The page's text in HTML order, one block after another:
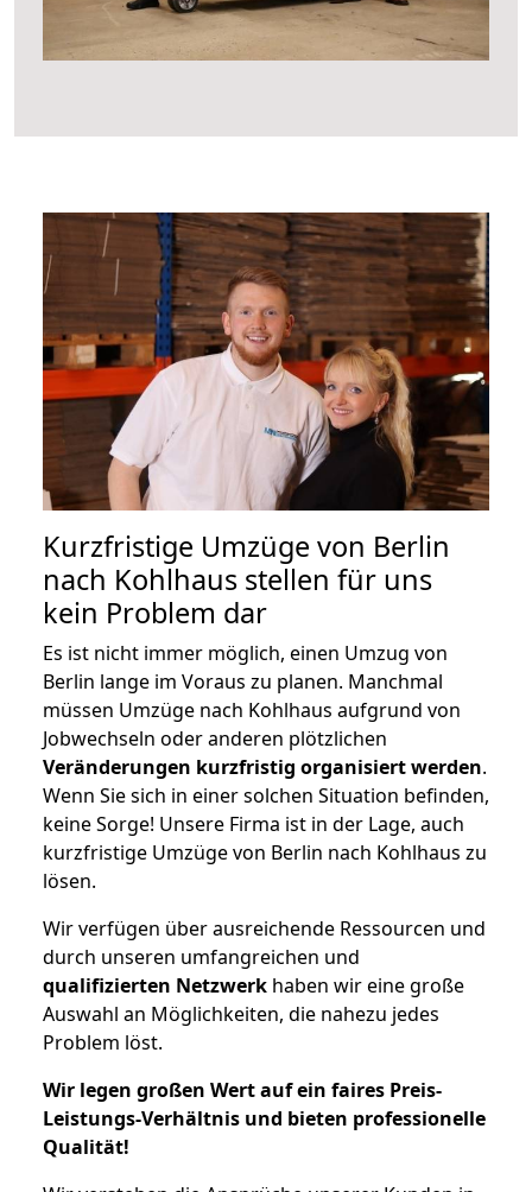
Kurzfristige Umzüge von Berlin
nach Kohlhaus stellen für uns
kein Problem dar
Es ist nicht immer möglich, einen Umzug von
Berlin lange im Voraus zu planen. Manchmal
müssen Umzüge nach Kohlhaus aufgrund von
Jobwechseln oder anderen plötzlichen
Veränderungen kurzfristig organisiert werden.
Wenn Sie sich in einer solchen Situation befinden,
keine Sorge! Unsere Firma ist in der Lage, auch
kurzfristige Umzüge von Berlin nach Kohlhaus zu
lösen.
Wir verfügen über ausreichende Ressourcen und
durch unseren umfangreichen und
qualifizierten Netzwerk haben wir eine große
Auswahl an Möglichkeiten, die nahezu jedes
Problem löst.
Wir legen großen Wert auf ein faires Preis-
Leistungs-Verhältnis und bieten professionelle
Qualität!